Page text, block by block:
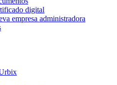
digital
empresa administradora